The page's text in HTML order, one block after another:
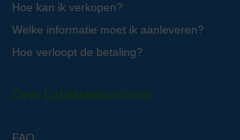
Hoe kan ik verkopen?
Welke informatie moet ik aanleveren?
Hoe verloopt de betaling?
Over LabMakelaar.com